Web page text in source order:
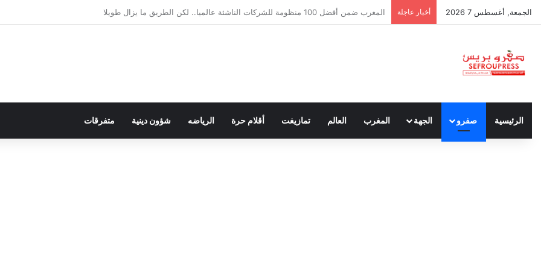
الجمعة, أغسطس 7 2026 أخبار عاجلة سبتة ومليلية… حين يتحدث أنصار الديمقراطية بلسان الاستعمار
الرئيسية صفرو الجهة المغرب العالم تمازيغت أقلام حرة الرياضه شؤون دينية متفرقات